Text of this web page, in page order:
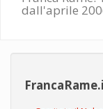
dall'aprile